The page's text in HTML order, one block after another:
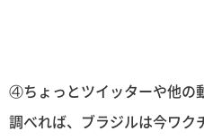
④ちょっとツイッターや他の
調べれば、ブラジルは今ワク